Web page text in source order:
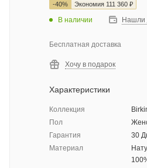
-40% Экономия 111 360 ₽
В наличии Нашли
Бесплатная доставка
Хочу в подарок
Характеристики
Коллекция
Пол
Гарантия
30
Материал